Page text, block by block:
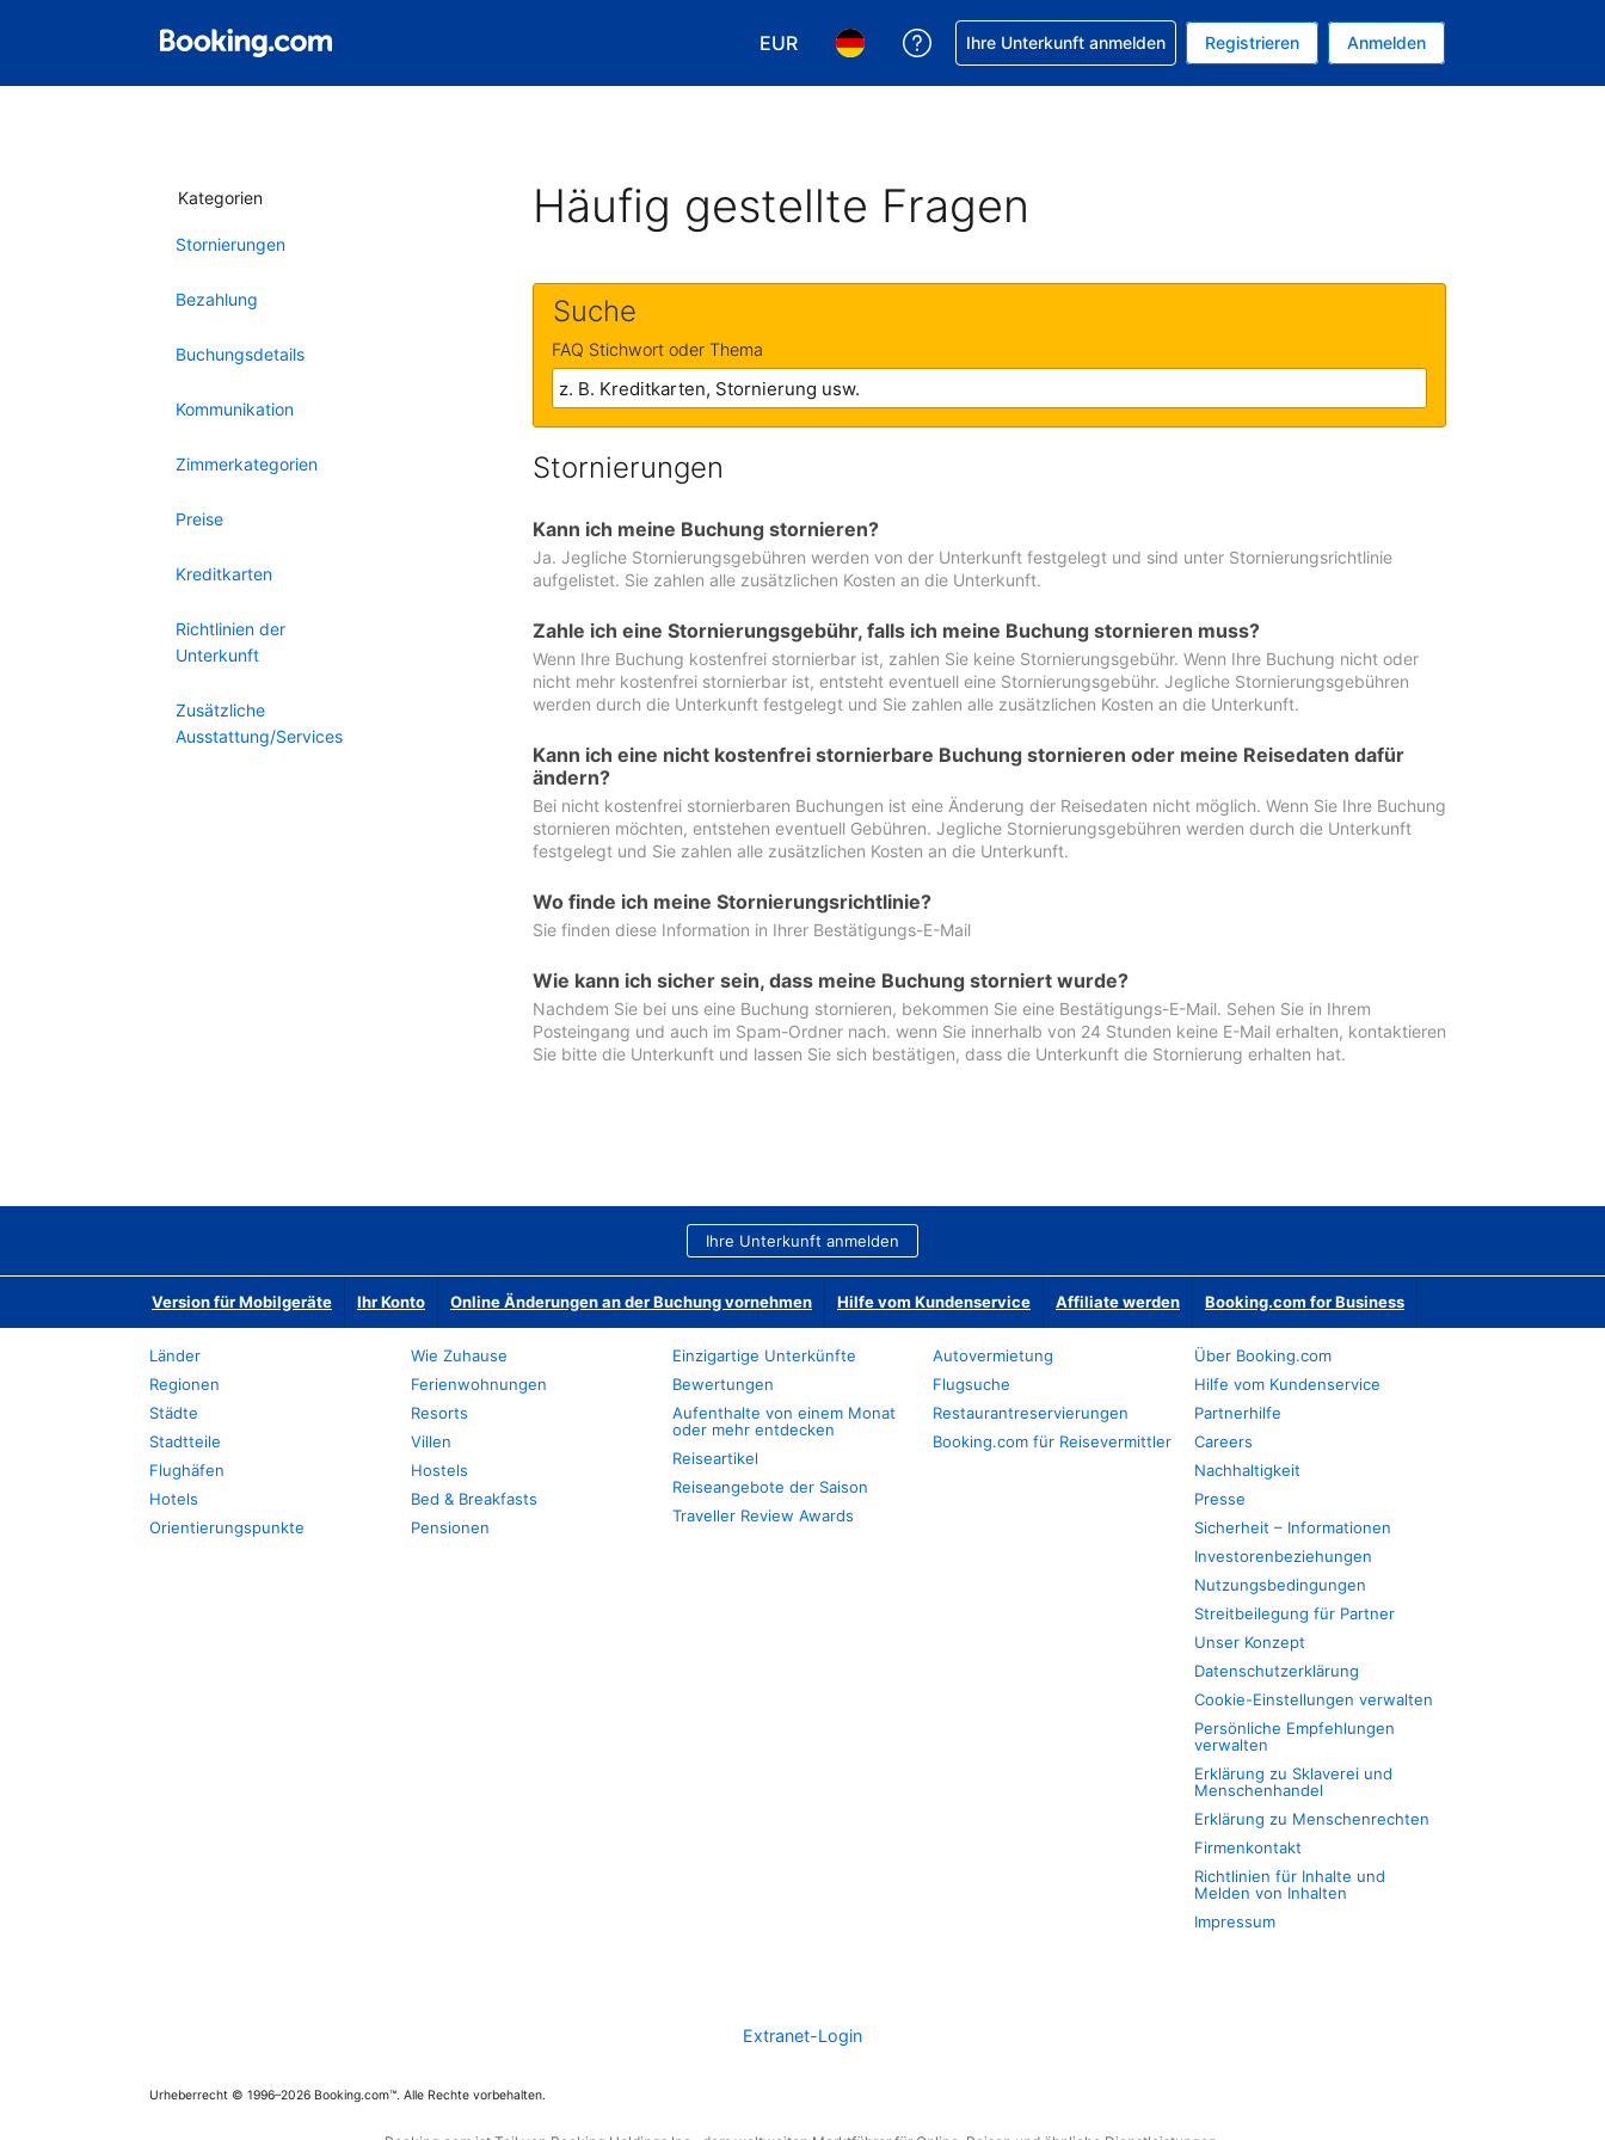
EUR
Wählen Sie Ihre Währung. Ihre aktuelle Währung ist EUR
Wählen Sie Ihre Sprache. Ihre aktuelle Sprache ist Deutsch
Hilfe bei Ihrer Buchung erhalten
Ihre Unterkunft anmelden Registrieren Anmelden
Kategorien
Stornierungen
Bezahlung
Buchungsdetails
Kommunikation
Zimmerkategorien
Preise
Kreditkarten
Richtlinien der
Unterkunft
Zusätzliche
Ausstattung/Services
Häufig gestellte Fragen
Suche
FAQ Stichwort oder Thema
Stornierungen
Kann ich meine Buchung stornieren?
Ja. Jegliche Stornierungsgebühren werden von der Unterkunft festgelegt und sind unter Stornierungsrichtlinie
aufgelistet. Sie zahlen alle zusätzlichen Kosten an die Unterkunft.
Zahle ich eine Stornierungsgebühr, falls ich meine Buchung stornieren muss?
Wenn Ihre Buchung kostenfrei stornierbar ist, zahlen Sie keine Stornierungsgebühr. Wenn Ihre Buchung nicht oder
nicht mehr kostenfrei stornierbar ist, entsteht eventuell eine Stornierungsgebühr. Jegliche Stornierungsgebühren
werden durch die Unterkunft festgelegt und Sie zahlen alle zusätzlichen Kosten an die Unterkunft.
Kann ich eine nicht kostenfrei stornierbare Buchung stornieren oder meine Reisedaten dafür
ändern?
Bei nicht kostenfrei stornierbaren Buchungen ist eine Änderung der Reisedaten nicht möglich. Wenn Sie Ihre Buchung
stornieren möchten, entstehen eventuell Gebühren. Jegliche Stornierungsgebühren werden durch die Unterkunft
festgelegt und Sie zahlen alle zusätzlichen Kosten an die Unterkunft.
Wo finde ich meine Stornierungsrichtlinie?
Sie finden diese Information in Ihrer Bestätigungs-E-Mail
Wie kann ich sicher sein, dass meine Buchung storniert wurde?
Nachdem Sie bei uns eine Buchung stornieren, bekommen Sie eine Bestätigungs-E-Mail. Sehen Sie in Ihrem
Posteingang und auch im Spam-Ordner nach. wenn Sie innerhalb von 24 Stunden keine E-Mail erhalten, kontaktieren
Sie bitte die Unterkunft und lassen Sie sich bestätigen, dass die Unterkunft die Stornierung erhalten hat.
Ihre Unterkunft anmelden
Version für Mobilgeräte Ihr Konto Online Änderungen an der Buchung vornehmen Hilfe vom Kundenservice Affiliate werden Booking.com for Business
Länder
Regionen
Städte
Stadtteile
Flughäfen
Hotels
Orientierungspunkte
Wie Zuhause
Ferienwohnungen
Resorts
Villen
Hostels
Bed & Breakfasts
Pensionen
Einzigartige Unterkünfte
Bewertungen
Aufenthalte von einem Monat
oder mehr entdecken
Reiseartikel
Reiseangebote der Saison
Traveller Review Awards
Autovermietung
Flugsuche
Restaurantreservierungen
Booking.com für Reisevermittler
Über Booking.com
Hilfe vom Kundenservice
Partnerhilfe
Careers
Nachhaltigkeit
Presse
Sicherheit – Informationen
Investorenbeziehungen
Nutzungsbedingungen
Streitbeilegung für Partner
Unser Konzept
Datenschutzerklärung
Cookie-Einstellungen verwalten
Persönliche Empfehlungen
verwalten
Erklärung zu Sklaverei und
Menschenhandel
Erklärung zu Menschenrechten
Firmenkontakt
Richtlinien für Inhalte und
Melden von Inhalten
Impressum
Extranet-Login
Urheberrecht © 1996–2026 Booking.com™. Alle Rechte vorbehalten.